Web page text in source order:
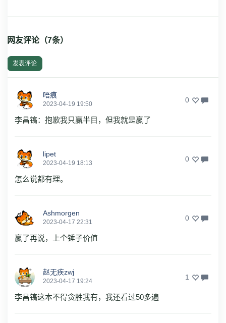
网友评论（7条）
发表评论
唔痕
2023-04-19 19:50 0
李昌镐：抱歉我只赢半目，但我就是赢了
lipet
2023-04-19 18:13 0
怎么说都有理。
Ashmorgen
2023-04-17 22:31 0
赢了再说，上个锤子价值
赵无疾zwj
2023-04-17 19:24 1
李昌镐这本不得贪胜我有，我还看过50多遍